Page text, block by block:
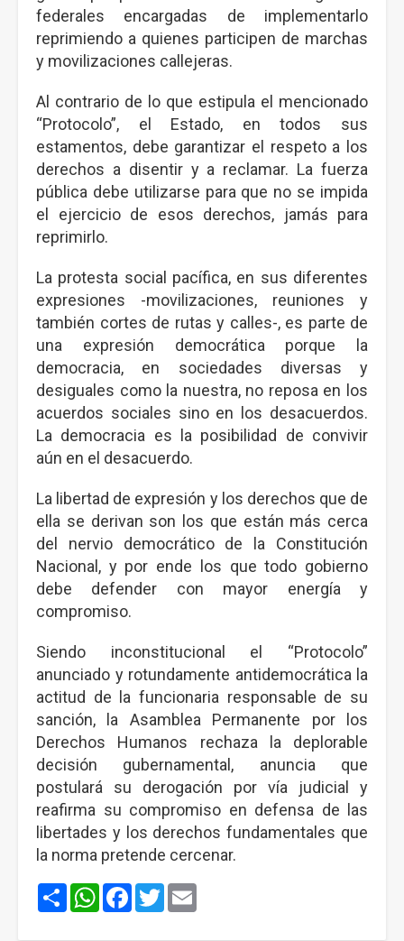
federales encargadas de implementarlo
reprimiendo a quienes participen de marchas
y movilizaciones callejeras.
Al contrario de lo que estipula el mencionado
“Protocolo”, el Estado, en todos sus
estamentos, debe garantizar el respeto a los
derechos a disentir y a reclamar. La fuerza
pública debe utilizarse para que no se impida
el ejercicio de esos derechos, jamás para
reprimirlo.
La protesta social pacífica, en sus diferentes
expresiones -movilizaciones, reuniones y
también cortes de rutas y calles-, es parte de
una expresión democrática porque la
democracia, en sociedades diversas y
desiguales como la nuestra, no reposa en los
acuerdos sociales sino en los desacuerdos.
La democracia es la posibilidad de convivir
aún en el desacuerdo.
La libertad de expresión y los derechos que de
ella se derivan son los que están más cerca
del nervio democrático de la Constitución
Nacional, y por ende los que todo gobierno
debe defender con mayor energía y
compromiso.
Siendo inconstitucional el “Protocolo”
anunciado y rotundamente antidemocrática la
actitud de la funcionaria responsable de su
sanción, la Asamblea Permanente por los
Derechos Humanos rechaza la deplorable
decisión gubernamental, anuncia que
postulará su derogación por vía judicial y
reafirma su compromiso en defensa de las
libertades y los derechos fundamentales que
la norma pretende cercenar.
ShareWhatsApp
Facebook
Twitter